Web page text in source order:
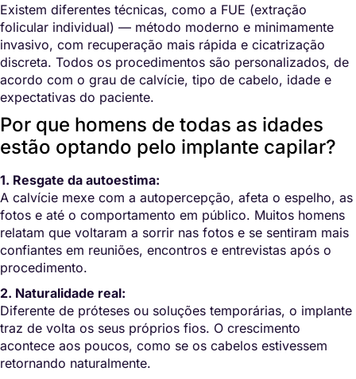
Existem diferentes técnicas, como a FUE (extração
folicular individual) — método moderno e minimamente
invasivo, com recuperação mais rápida e cicatrização
discreta. Todos os procedimentos são personalizados, de
acordo com o grau de calvície, tipo de cabelo, idade e
expectativas do paciente.
Por que homens de todas as idades
estão optando pelo implante capilar?
1. Resgate da autoestima:
A calvície mexe com a autopercepção, afeta o espelho, as
fotos e até o comportamento em público. Muitos homens
relatam que voltaram a sorrir nas fotos e se sentiram mais
confiantes em reuniões, encontros e entrevistas após o
procedimento.
2. Naturalidade real:
Diferente de próteses ou soluções temporárias, o implante
traz de volta os seus próprios fios. O crescimento
acontece aos poucos, como se os cabelos estivessem
retornando naturalmente.